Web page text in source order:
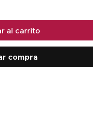
al carrito
compra